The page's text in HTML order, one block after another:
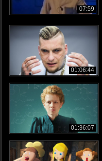
07:59
01:06:44
01:36:07